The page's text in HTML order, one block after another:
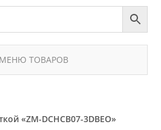
МЕНЮ ТОВАРОВ
«ZM-DCHCB07-3DBEO»